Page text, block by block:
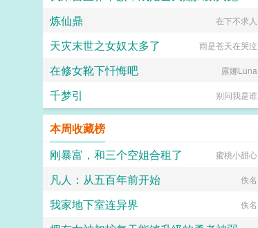
社恐啊社恐
炼仙鼎 在下不求人
天灾末世之女奴太多了 雨是苍天在哭泣
在修女靴下忏悔吧 露娜Luna
千梦引 别问我是谁
本周收藏榜
刚暴富，和三个空姐合租了
蜜桃小甜心
凡人：从五百年前开始 佚名
我家地下室连异界 佚名